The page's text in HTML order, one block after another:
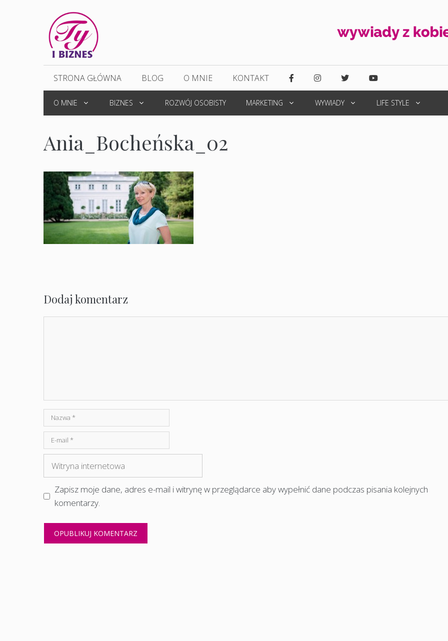
STRONA GŁÓWNA BLOG O MNIE KONTAKT
O MNIE BIZNES ROZWÓJ OSOBISTY MARKETING WYWIADY LIFE STYLE
Ania_Bocheńska_02
Dodaj komentarz
Nazwa
mail
Witryna
internetowa
Zapisz moje dane, adres e-mail i witrynę w przeglądarce aby wypełnić dane podczas pisania kolejnych
komentarzy.